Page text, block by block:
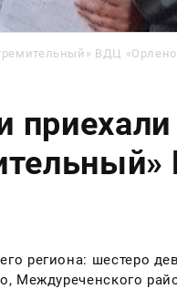
ВДЦ
региона: шестеро
Междуреченского